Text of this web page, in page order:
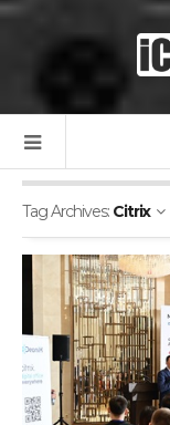
Tag Archives: Citrix